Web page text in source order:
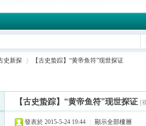
史新探
›
【古史蛰踪】“黄帝鱼符”现世探证
【古史蛰踪】“黄帝鱼符”现世探证 [
發表於 2015-5-24 19:44 顯示全部樓層